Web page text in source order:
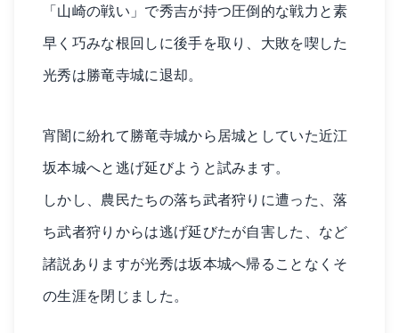
「山崎の戦い」で秀吉が持つ圧倒的な戦力と素
早く巧みな根回しに後手を取り、大敗を喫した
光秀は勝竜寺城に退却。
宵闇に紛れて勝竜寺城から居城としていた近江
坂本城へと逃げ延びようと試みます。
しかし、農民たちの落ち武者狩りに遭った、落
ち武者狩りからは逃げ延びたが自害した、など
諸説ありますが光秀は坂本城へ帰ることなくそ
の生涯を閉じました。